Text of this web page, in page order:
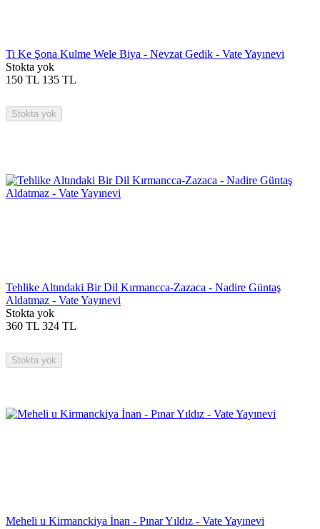
Ti Ke Şona Kulme Wele Biya - Nevzat Gedik - Vate Yayınevi
Stokta yok
150 TL 135 TL
Stokta yok
Tehlike Altındaki Bir Dil Kırmancca-Zazaca - Nadire Güntaş
Aldatmaz - Vate Yayınevi
Stokta yok
360 TL 324 TL
Stokta yok
Meheli u Kirmanckiya İnan - Pınar Yıldız - Vate Yayınevi